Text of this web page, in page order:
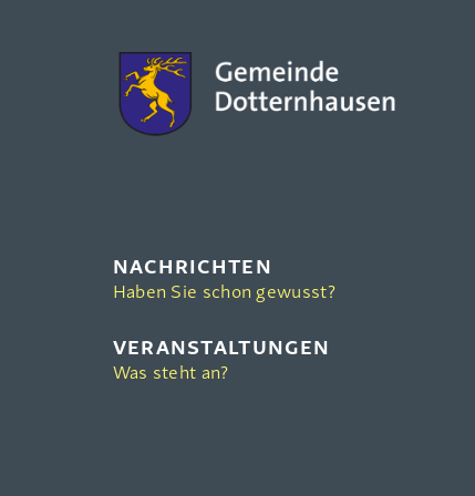
NACHRICHTEN
Haben Sie schon gewusst?
VERANSTALTUNGEN
Was steht an?